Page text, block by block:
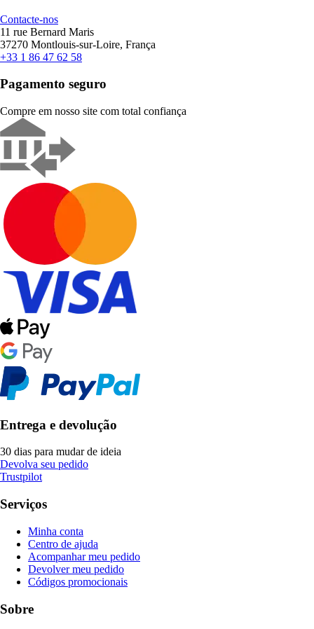
Contacte-nos
11 rue Bernard Maris
37270 Montlouis-sur-Loire, França
+33 1 86 47 62 58
Pagamento seguro
Compre em nosso site com total confiança
Entrega e devolução
30 dias para mudar de ideia
Devolva seu pedido
Trustpilot
Serviços
Minha conta
Centro de ajuda
Acompanhar meu pedido
Devolver meu pedido
Códigos promocionais
Sobre